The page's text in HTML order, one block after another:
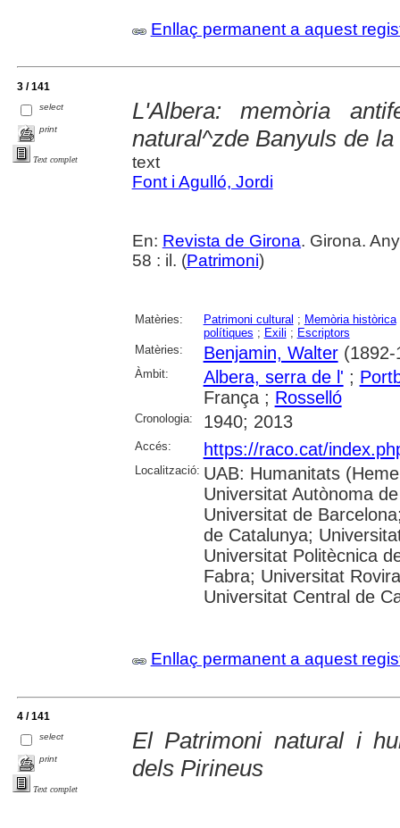
Enllaç permanent a aquest
3 / 141
select
print
Text complet
L'Albera: memòria
natural^zde Banyuls de
text
Font i Agulló, Jordi
En: Revista de Girona. Girona.
58 : il. (Patrimoni)
Matèries: Patrimoni cultural ; Memòria històrica
polítiques ; Exili ; Escriptors
Matèries:
Benjamin, Walter(1892-
Àmbit: Albera, serra de l' ;
França ; Rosselló
Cronologia: 1940; 2013
Accés: https://raco.cat/
Localització: UAB: Humanitats
Universitat Autònoma
Universitat de
de Catalunya;
Universitat Politècnica
Fabra; Universitat
Universitat Central de
Enllaç permanent a aquest
4 / 141
select
print
Text complet
El Patrimoni natural i
dels Pirineus